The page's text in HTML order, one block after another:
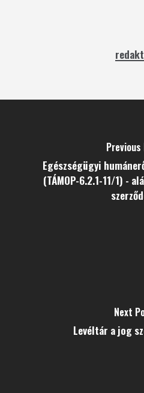
Egészségügyi
(TÁMOP-6.2.1-11/1) -
Next
Levéltár a jog